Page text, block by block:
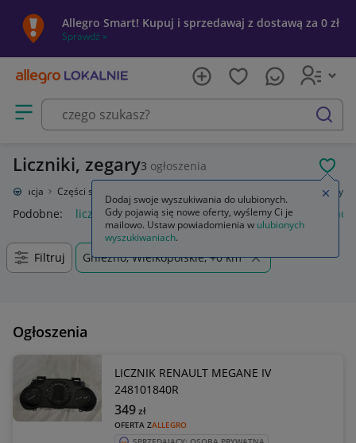
Allegro Smart! Kupuj i sprzedawaj z dostawą za 0 zł
Sprawdź »
Otwórz menu z kategoriami
szukaj
Liczniki, zegary3 ogłoszenia
Części samochodowe Liczniki, zegary
Podobne: liczniki zegary licznik zegary bmw f30 honda
Filtruj Gniezno, Wielkopolskie, +0 km
Ogłoszenia
LICZNIK RENAULT MEGANE IV
248101840R
OFERTA ZALLEGRO
349zł
Dodaj swoje wyszukiwania do ulubionych.
Gdy pojawią się nowe oferty, wyślemy Ci je
mailowo. Ustaw powiadomienia w ulubionych
wyszukiwaniach.